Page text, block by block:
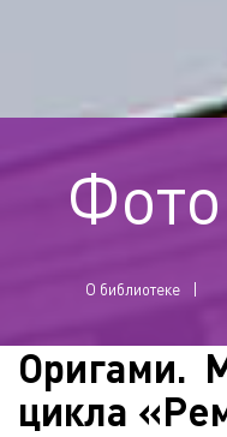
О библиотеке
Оригами.
цикла